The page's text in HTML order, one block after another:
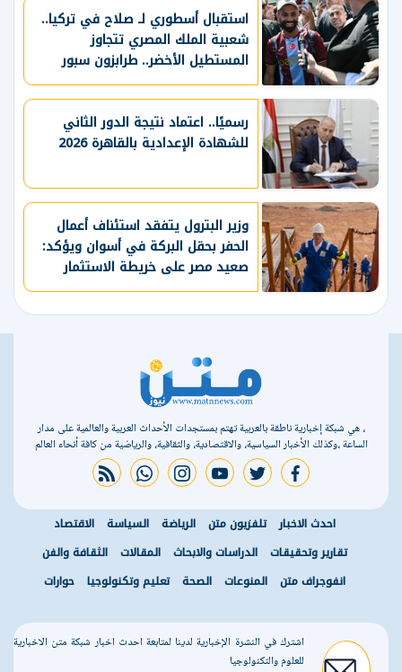
استقبال أسطوري لـ صلاح في تركيا..
شعبية الملك المصري تتجاوز
المستطيل الأخضر.. طرابزون سبور
يسعي لاستعادة لقب الدوري التركي
وتعزيز حظوظه في المنافسات
الأوروبية
رسميًا.. اعتماد نتيجة الدور الثاني
للشهادة الإعدادية بالقاهرة 2026
وزير البترول يتفقد استئناف أعمال
الحفر بحقل البركة في أسوان ويؤكد:
صعيد مصر على خريطة الاستثمار
البترولي
، هي شبكة إخبارية ناطقة بالعربية تهتم بمستجدات الأحداث العربية والعالمية على مدار
الساعة ،وكذلك الأخبار السياسية، والاقتصادية، والثقافية، والرياضية من كافة أنحاء العالم
facebook
twitter
youtube
instagram
whatsapp
rss feed
احدث الاخبار تلفزيون متن الرياضة السياسة
الاقتصاد
تقارير وتحقيقات
الدراسات والابحاث المقالات
الثقافة والفن
انفوجراف متن
المنوعات الصحة تعليم وتكنولوجيا حوارات
اشترك في النشرة الإخبارية لدينا لمتابعة احدث اخبار شبكة متن الاخبارية
للعلوم والتكنولوجيا